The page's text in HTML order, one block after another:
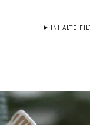
INHALTE